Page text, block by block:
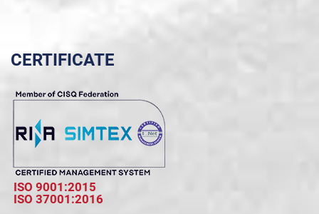
CERTIFICATE
ISO 9001:2015
ISO 37001:2016